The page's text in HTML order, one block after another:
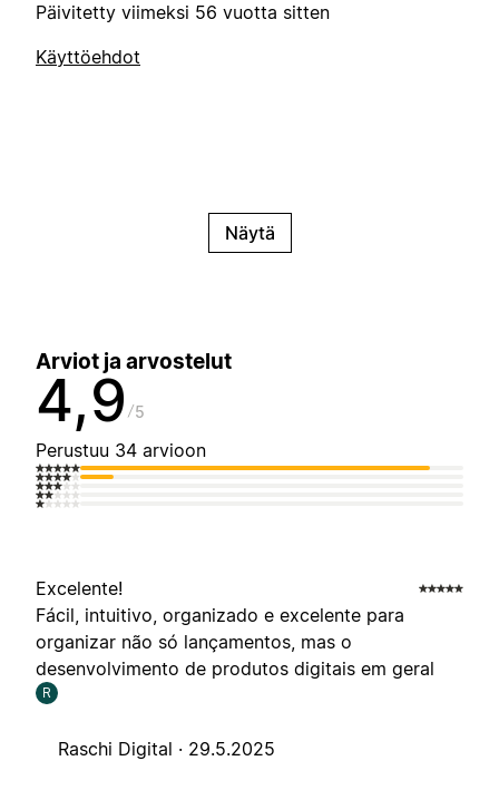
Päivitetty viimeksi 56 vuotta sitten
Käyttöehdot
Näytä
Arviot ja arvostelut
4,9 5
Perustuu 34 arvioon
Excelente!
Fácil, intuitivo, organizado e excelente para
organizar não só lançamentos, mas o
desenvolvimento de produtos digitais em geral
R
Raschi Digital · 29.5.2025